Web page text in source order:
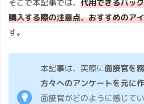
そこで本記事では、 代用できるバッ
購入する際の注意点、おすすめのア
す。
本記事は、実際に面接官を
方々へのアンケートを元に
面接官がどのように感じて